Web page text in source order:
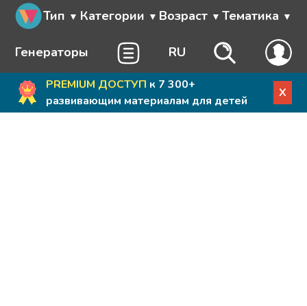
Тип Категории Возраст Тематика
Генераторы RU
PREMIUM ДОСТУП к 7 300+
развивающим материалам для детей
X